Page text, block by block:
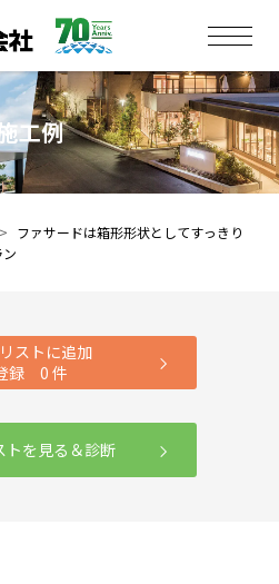
工例
ファサードは箱形形状としてすっきり
ストに追加
録 0 件
トを見る＆診断